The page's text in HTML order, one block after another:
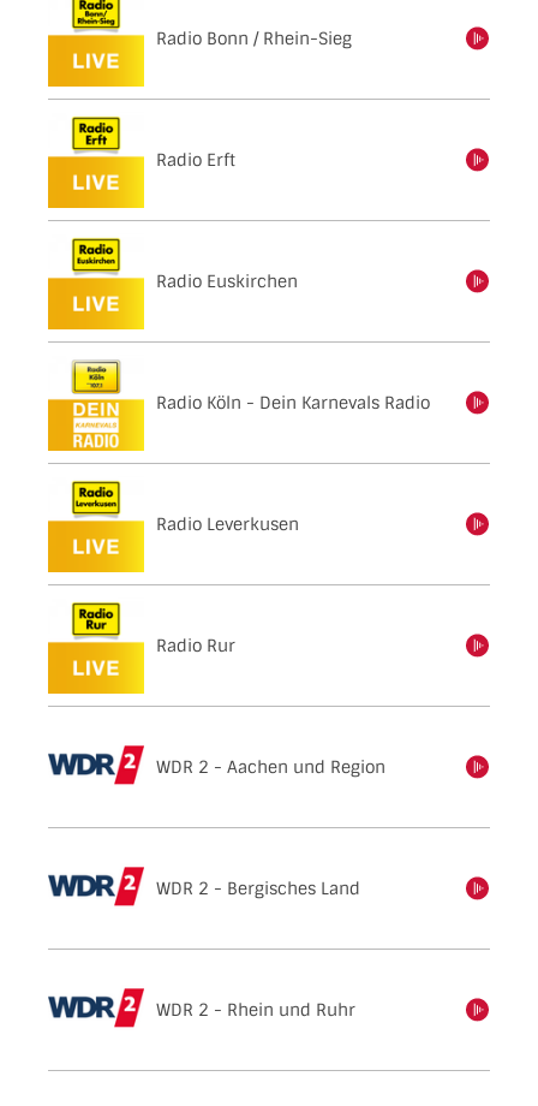
Radio Bonn / Rhein-Siegeinschalten
Radio Erft
Radio Euskirchen
Radio Köln - Dein Karnevals Radio
einschalten
Radio Leverkusen
Radio Rur
WDR 2 - Aachen und Regioneinschalten
WDR 2 - Bergisches Landeinschalten
WDR 2 - Rhein und Ruhreinschalten